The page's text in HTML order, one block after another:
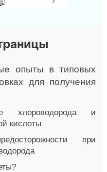
опыты в типовых
для получения
хлороводорода и
кислоты
при